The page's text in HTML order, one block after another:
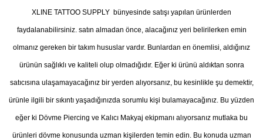
XLINE TATTOO SUPPLY bünyesinde satışı yapılan ürünlerden
faydalanabilirsiniz. satın almadan önce, alacağınız yeri belirilerken emin
olmanız gereken bir takım hususlar vardır. Bunlardan en önemlisi, aldığınız
ürünün sağlıklı ve kaliteli olup olmadığıdır. Eğer ki ürünü aldıktan sonra
satıcısına ulaşamayacağınız bir yerden alıyorsanız, bu kesinlikle şu demektir,
ürünle ilgili bir sıkıntı yaşadığınızda sorumlu kişi bulamayacağınız. Bu yüzden
eğer ki Dövme Piercing ve Kalıcı Makyaj ekipmanı alıyorsanız mutlaka bu
ürünleri dövme konusunda uzman kişilerden temin edin. Bu konuda uzman